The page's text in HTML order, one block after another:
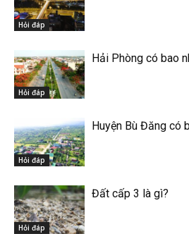
Hỏi đáp
Hỏi đáp
Hải Phòng có bao
Hỏi đáp
Huyện Bù Đăng có
Hỏi đáp
Đất cấp 3 là gì?